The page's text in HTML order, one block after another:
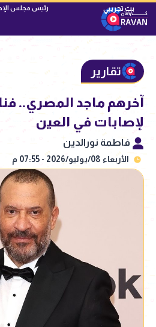
رئيس مجلس
تقارير
آخرهم ماجد المصري..
لإصابات في العين
فاطمة نورالدين
الأربعاء 08/يوليو/2026 - 07:55 م